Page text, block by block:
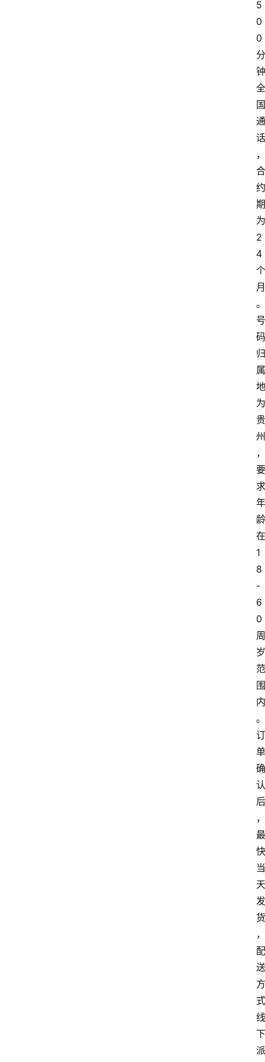
5
0
0
分
钟
全
国
通
话
，
合
约
期
为
2
4
个
月
。
号
码
归
属
地
为
贵
州
，
要
求
年
龄
在
1
8
-
6
0
周
岁
范
围
内
。
订
单
确
认
后
，
最
快
当
天
发
货
，
配
送
方
式
线
下
派